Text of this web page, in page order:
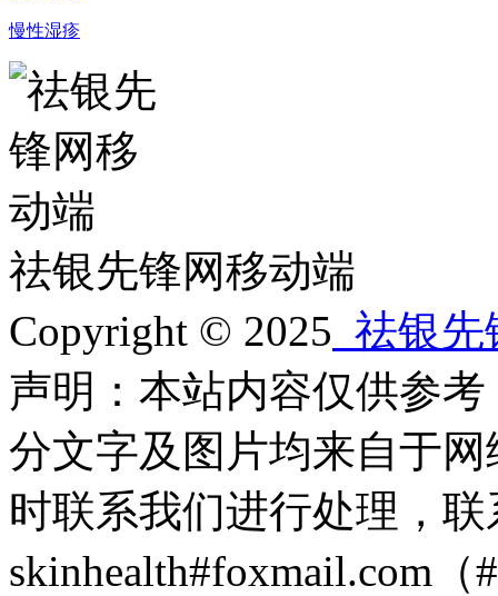
慢性湿疹
祛银先锋网移动端
Copyright © 2025 祛银先
声明：本站内容仅供参
分文字及图片均来自于
时联系我们进行处理，
skinhealth#foxmail.com（